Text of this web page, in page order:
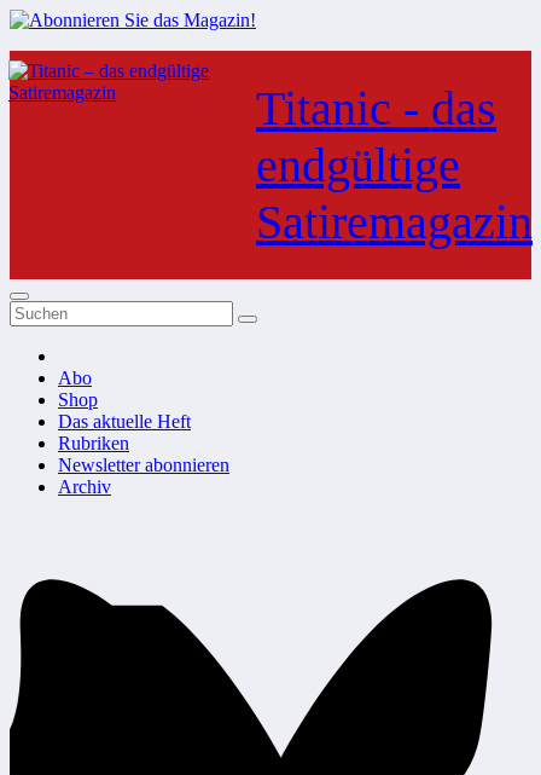
Zum
Inhalt
springen
Titanic - das
endgültige
Satiremagazin
Abo
Shop
Das aktuelle Heft
Rubriken
Newsletter abonnieren
Archiv